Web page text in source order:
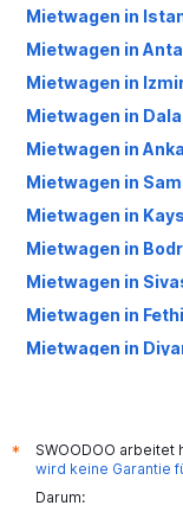
Mietwagen in
Mietwagen in
Mietwagen in
Mietwagen in
Mietwagen in
Mietwagen in
Mietwagen in
Mietwagen in
Mietwagen in
Mietwagen in
Mietwagen in
Mietwagen in
Mietwagen in
*
SWOODOO arbeitet
wird keine Garantie
Darum: